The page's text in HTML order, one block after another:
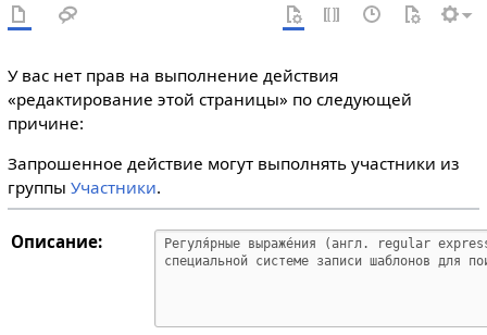
У вас нет прав на выполнение действия
«редактирование этой страницы» по следующей
причине:
Запрошенное действие могут выполнять участники из
группы Участники.
Описание: